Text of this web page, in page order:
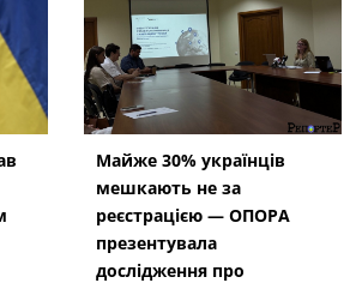
Майже 30% українців
мешкають не за
реєстрацією — ОПОРА
презентувала
дослідження про